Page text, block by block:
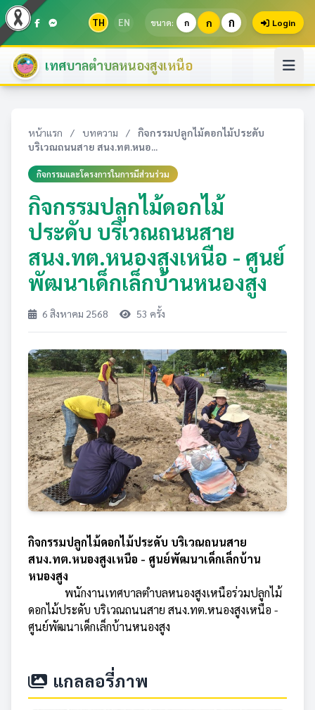
TH EN ขนาด: ก ก ก Login
เทศบาลตำบลหนองสูงเหนือ
หน้าแรก / บทความ /
กิจกรรมปลูกไม้ดอกไม้ประดับ
บริเวณถนนสาย สนง.ทต.หนอ...
กิจกรรมและโครงการในการมีส่วนร่วม
กิจกรรมปลูกไม้ดอกไม้
ประดับ บริเวณถนนสาย
สนง.ทต.หนองสูงเหนือ - ศูนย์
พัฒนาเด็กเล็กบ้านหนองสูง
6 สิงหาคม 2568 53 ครั้ง
กิจกรรมปลูกไม้ดอกไม้ประดับ บริเวณถนนสาย
สนง.ทต.หนองสูงเหนือ - ศูนย์พัฒนาเด็กเล็กบ้าน
หนองสูง
พนักงานเทศบาลตำบลหนองสูงเหนือร่วมปลูกไม้
ดอกไม้ประดับ บริเวณถนนสาย สนง.ทต.หนองสูงเหนือ -
ศูนย์พัฒนาเด็กเล็กบ้านหนองสูง
แกลลอรี่ภาพ